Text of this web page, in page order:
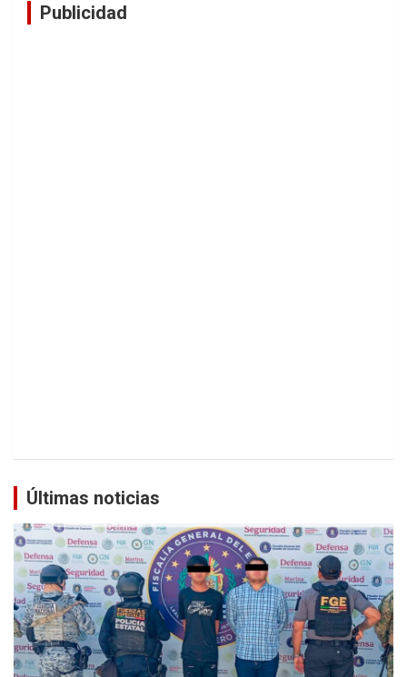
Publicidad
Últimas noticias